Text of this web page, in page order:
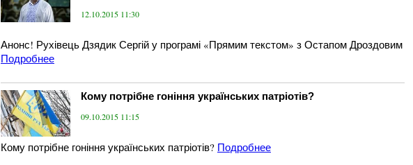
12.10.2015 11:30
Анонс! Рухівець Дзядик Сергій у програмі «Прямим текстом» з Остапом Дроздовим
Подробнее
Кому потрібне гоніння українських патріотів?
09.10.2015 11:15
Кому потрібне гоніння українських патріотів? Подробнее